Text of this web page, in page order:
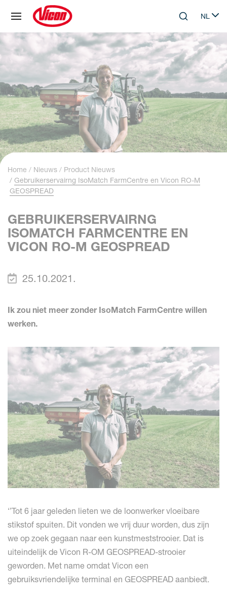
Skip to main contentSearchNL
Select
Home Nieuws
Product Nieuws
Gebruikerservairng IsoMatch FarmCentre en Vicon RO-M
GEOSPREAD
GEBRUIKERSERVAIRNG
ISOMATCH FARMCENTRE EN
VICON RO-M GEOSPREAD
25.10.2021.
Ik zou niet meer zonder IsoMatch FarmCentre willen
werken.
‘’Tot 6 jaar geleden lieten we de loonwerker vloeibare
stikstof spuiten. Dit vonden we vrij duur worden, dus zijn
we op zoek gegaan naar een kunstmeststrooier. Dat is
uiteindelijk de Vicon R-OM GEOSPREAD-strooier
geworden. Met name omdat Vicon een
gebruiksvriendelijke terminal en GEOSPREAD aanbiedt.
Cookies beheer paneel